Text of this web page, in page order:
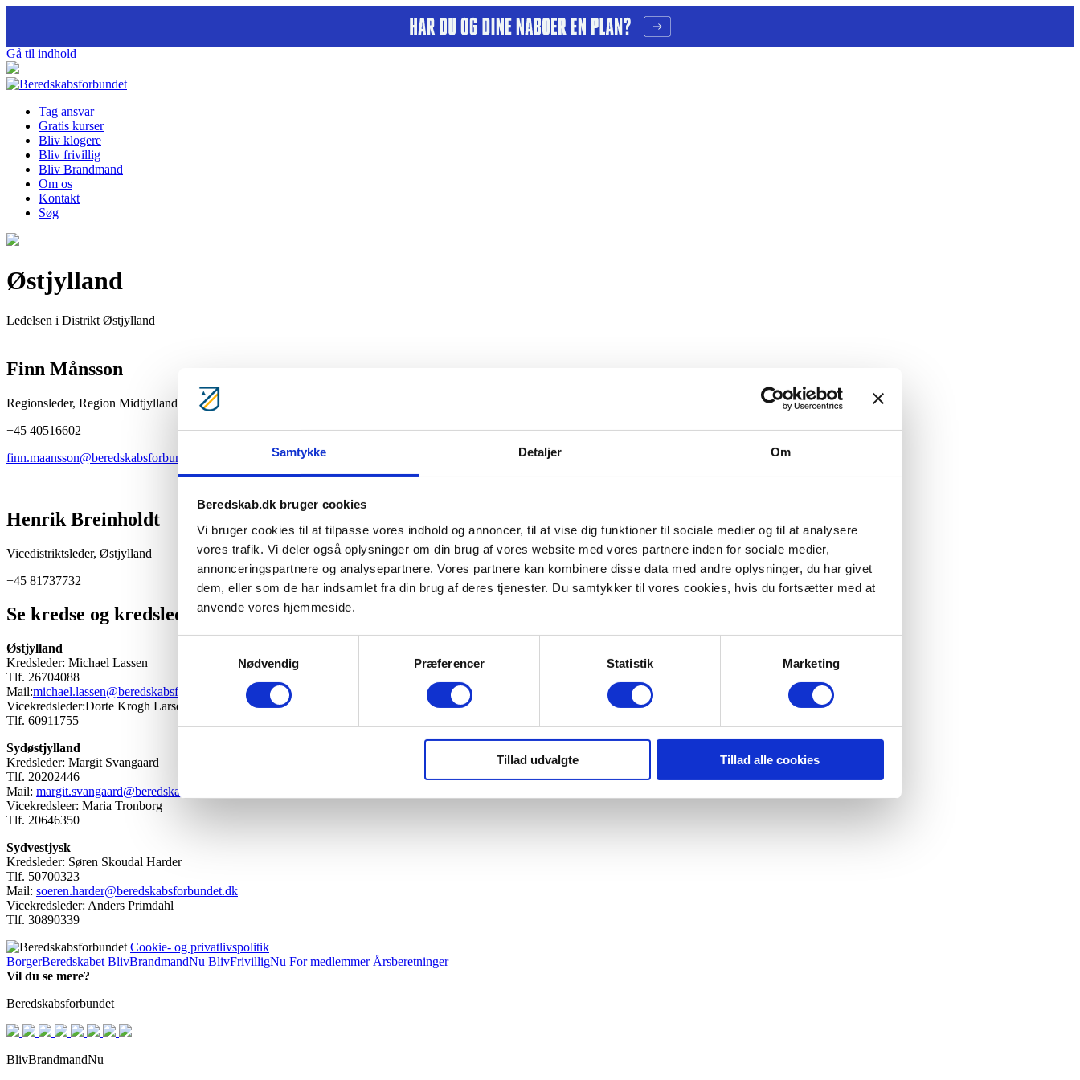
Samtykke Detaljer Om
Beredskab.dk bruger cookies
Vi bruger cookies til at tilpasse vores indhold og annoncer, til at vise dig funktioner til sociale medier og til at analysere
vores trafik. Vi deler også oplysninger om din brug af vores website med vores partnere inden for sociale medier,
annonceringspartnere og analysepartnere. Vores partnere kan kombinere disse data med andre oplysninger, du har givet
dem, eller som de har indsamlet fra din brug af deres tjenester. Du samtykker til vores cookies, hvis du fortsætter med at
anvende vores hjemmeside.
Nødvendig
Præferencer Statistik Marketing
Tillad udvalgte Tillad alle cookies
Gå til indhold
Tag ansvar
Gratis kurser
Bliv klogere
Bliv frivillig
Bliv Brandmand
Om os
Kontakt
Søg
Østjylland
Ledelsen i Distrikt Østjylland
Finn Månsson
Regionsleder, Region Midtjylland
+45 40516602
finn.maansson@beredskabsforbundet.dk
Henrik Breinholdt
Vicedistriktsleder, Østjylland
+45 81737732
Se kredse og kredsledelse her
Østjylland
Kredsleder: Michael Lassen
Tlf. 26704088
Mail:michael.lassen@beredskabsforbundet.dk
Vicekredsleder:Dorte Krogh Larsen
Tlf. 60911755
Sydøstjylland
Kredsleder: Margit Svangaard
Tlf. 20202446
Mail: margit.svangaard@beredskabsforbundet.dk
Vicekredsleer: Maria Tronborg
Tlf. 20646350
Sydvestjysk
Kredsleder: Søren Skoudal Harder
Tlf. 50700323
Mail: soeren.harder@beredskabsforbundet.dk
Vicekredsleder: Anders Primdahl
Tlf. 30890339
Cookie- og privatlivspolitik
BorgerBeredskabet BlivBrandmandNu BlivFrivilligNu For medlemmer Årsberetninger
Vil du se mere?
Beredskabsforbundet
BlivBrandmandNu